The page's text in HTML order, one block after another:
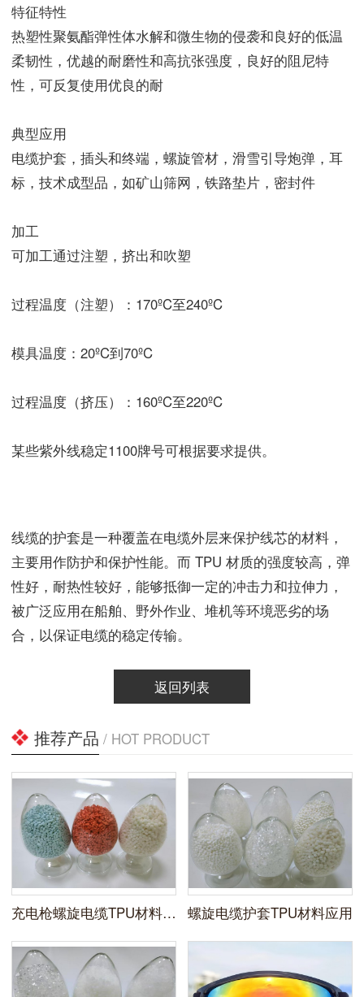
特征特性
热塑性聚氨酯弹性体水解和微生物的侵袭和良好的低温
柔韧性，优越的耐磨性和高抗张强度，良好的阻尼特
性，可反复使用优良的耐
典型应用
电缆护套，插头和终端，螺旋管材，滑雪引导炮弹，耳
标，技术成型品，如矿山筛网，铁路垫片，密封件
加工
可加工通过注塑，挤出和吹塑
过程温度（注塑）：170ºC至240ºC
模具温度：20ºC到70ºC
过程温度（挤压）：160ºC至220ºC
某些紫外线稳定1100牌号可根据要求提供。
线缆的护套是一种覆盖在电缆外层来保护线芯的材料，
主要用作防护和保护性能。而 TPU 材质的强度较高，弹
性好，耐热性较好，能够抵御一定的冲击力和拉伸力，
被广泛应用在船舶、野外作业、堆机等环境恶劣的场
合，以保证电缆的稳定传输。
返回列表
推荐产品 / HOT PRODUCT
充电枪螺旋电缆TPU材料应用 螺旋电缆护套TPU材料应用